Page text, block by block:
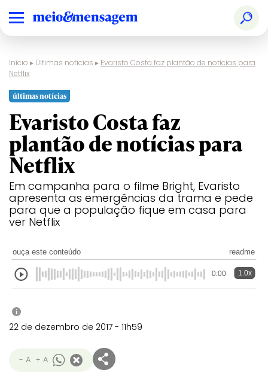
Início ▸ Últimas notícias ▸ Evaristo Costa faz plantão de notícias para
Netflix
últimas notícias
Evaristo Costa faz
plantão de notícias para
Netflix
Em campanha para o filme Bright, Evaristo
apresenta as emergências da trama e pede
para que a população fique em casa para
ver Netflix
ouça este conteúdo readme
0:00 1.0x
i
22 de dezembro de 2017 - 11h59
- A + A